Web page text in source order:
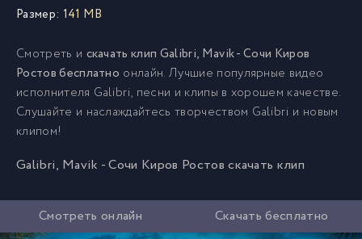
Размер: 141 MB
Смотреть и скачать клип Galibri, Mavik - Сочи Киров
Ростов бесплатно онлайн. Лучшие популярные видео
исполнителя Galibri, песни и клипы в хорошем качестве.
Слушайте и наслаждайтесь творчеством Galibri и новым
клипом!
Galibri, Mavik - Сочи Киров Ростов скачать клип
Смотреть онлайн Скачать бесплатно